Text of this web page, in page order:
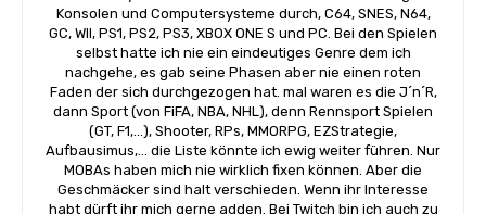
Konsolen und Computersysteme durch, C64, SNES, N64,
GC, WII, PS1, PS2, PS3, XBOX ONE S und PC. Bei den Spielen
selbst hatte ich nie ein eindeutiges Genre dem ich
nachgehe, es gab seine Phasen aber nie einen roten
Faden der sich durchgezogen hat. mal waren es die J´n´R,
dann Sport (von FiFA, NBA, NHL), denn Rennsport Spielen
(GT, F1,...), Shooter, RPs, MMORPG, EZStrategie,
Aufbausimus,... die Liste könnte ich ewig weiter führen. Nur
MOBAs haben mich nie wirklich fixen können. Aber die
Geschmäcker sind halt verschieden. Wenn ihr Interesse
habt dürft ihr mich gerne adden. Bei Twitch bin ich auch zu